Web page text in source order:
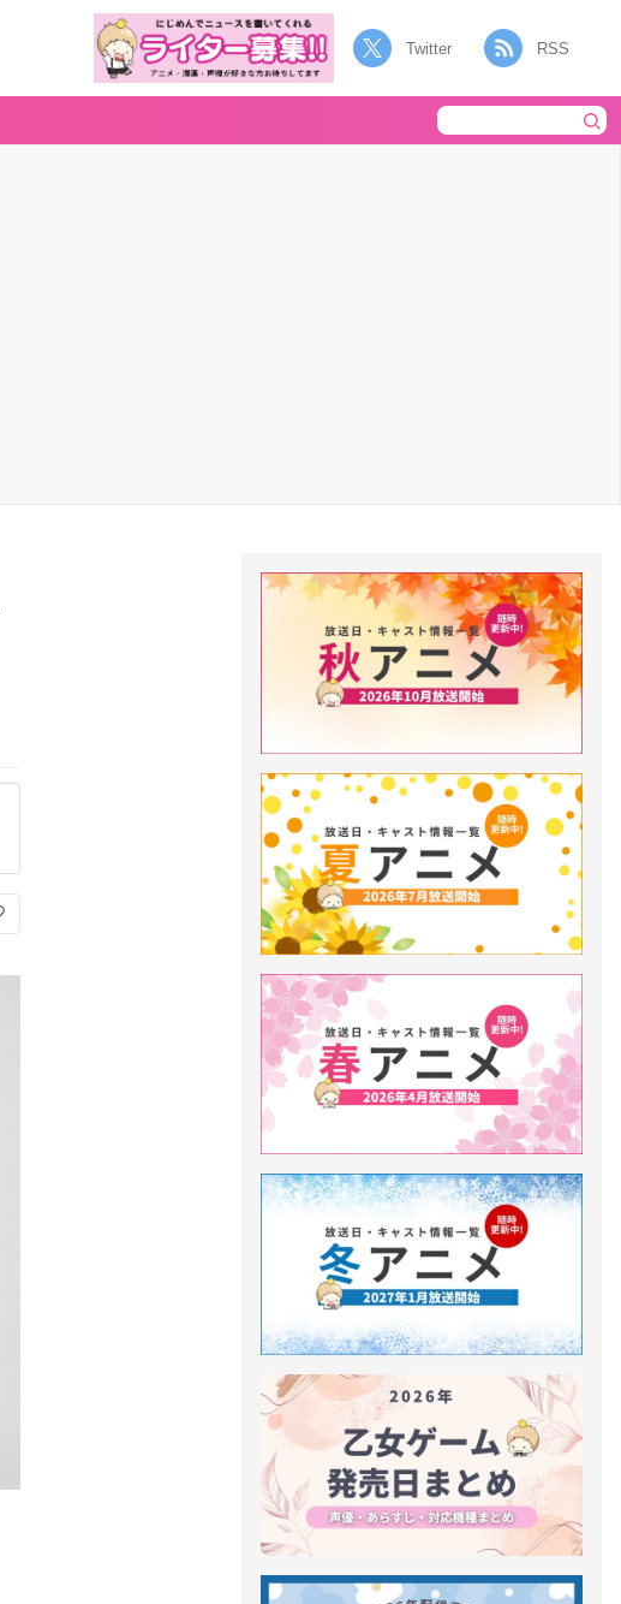
Twitter RSS